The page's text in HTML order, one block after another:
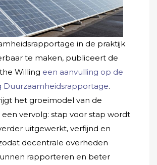
in de praktijk
te maken, publiceert de
Willing een aanvulling op de
Duurzaamheidsrapportage.
het groeimodel van de
vervolg: stap voor stap wordt
uitgewerkt, verfijnd en
decentrale overheden
rapporteren en beter